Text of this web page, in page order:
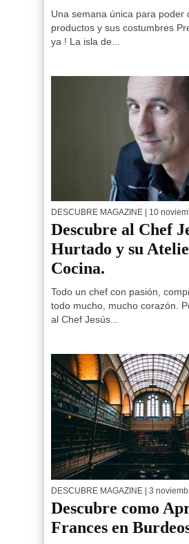
Una semana única para poder
productos y sus costumbres
ya ! La isla de...
DESCUBRE MAGAZINE | 10
Descubre al Chef
Hurtado y su
Cocina.
Todo un chef con pasión,
todo mucho, mucho corazón.
al Chef Jesús...
DESCUBRE MAGAZINE | 3
Descubre como
Frances en